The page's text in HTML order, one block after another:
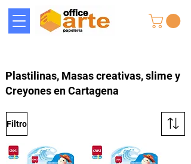
Plastilinas, Masas creativas, slime y
Creyones en Cartagena
Filtro